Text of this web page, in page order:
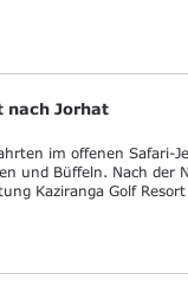
nach Jorhat
im offenen Safari-
und Büffeln. Nach der
Kaziranga Golf